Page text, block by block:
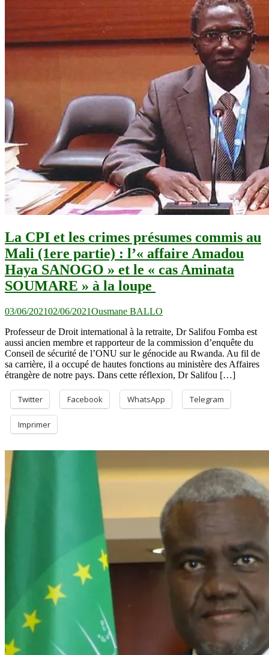
La CPI et les crimes présumes commis au
Mali (1ere partie) : l’« affaire Amadou
Haya SANOGO » et le « cas Aminata
SOUMARE » à la loupe
03/06/202102/06/2021Ousmane BALLO
Professeur de Droit international à la retraite, Dr Salifou Fomba est
aussi ancien membre et rapporteur de la commission d’enquête du
Conseil de sécurité de l’ONU sur le génocide au Rwanda. Au fil de
sa carrière, il a occupé de hautes fonctions au ministère des Affaires
étrangère de notre pays. Dans cette réflexion, Dr Salifou […]
Twitter Facebook WhatsApp Telegram
Imprimer